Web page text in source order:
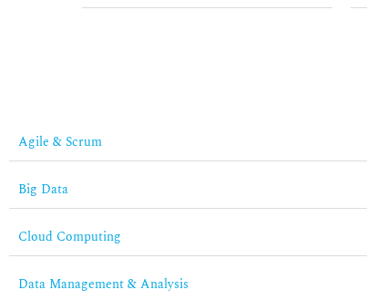
Agile & Scrum
Big Data
Cloud Computing
Data Management & Analysis